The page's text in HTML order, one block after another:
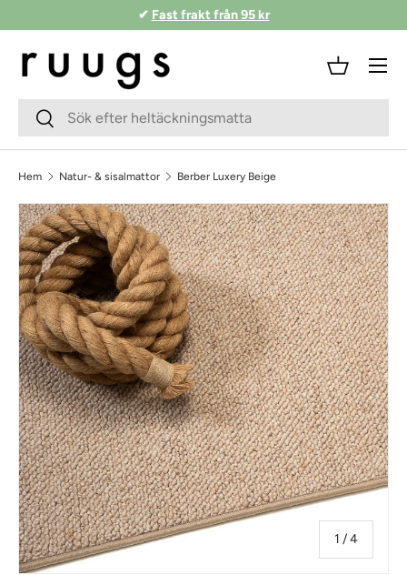
Hoppa till innehåll
✔ Fast frakt från 95 kr
Sökfält
Skicka
Korg
Meny
Hem Natur- & sisalmattor Berber Luxery Beige
Skippa till produktinformationen
1 /av
4